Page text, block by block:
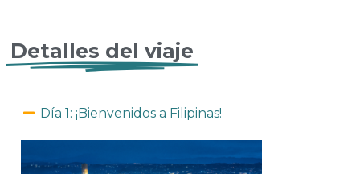
Detalles del viaje
Día 1: ¡Bienvenidos a Filipinas!